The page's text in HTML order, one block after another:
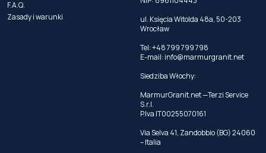
F.A.Q.
Zasady i warunki
ul. Księcia Witolda 48a, 50-203
Wrocław
Tel: +48 799 799 798
E-mail: info@marmurgranit.net
Siedziba Włochy:
MarmurGranit.net —Terzi Service
S.r.l.
P.Iva IT00255070161
Via Selva 41, Zandobbio (BG) 24060
– Italia